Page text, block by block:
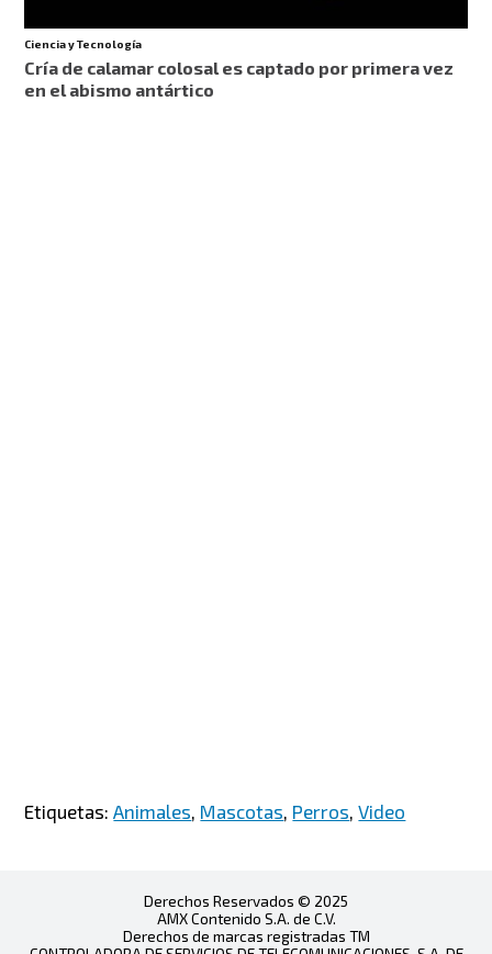
Ciencia y Tecnología
Cría de calamar colosal es captado por primera vez
en el abismo antártico
Etiquetas:Animales Mascotas Perros ,Video
Derechos Reservados © 2025
AMX Contenido S.A. de C.V.
Derechos de marcas registradas TM